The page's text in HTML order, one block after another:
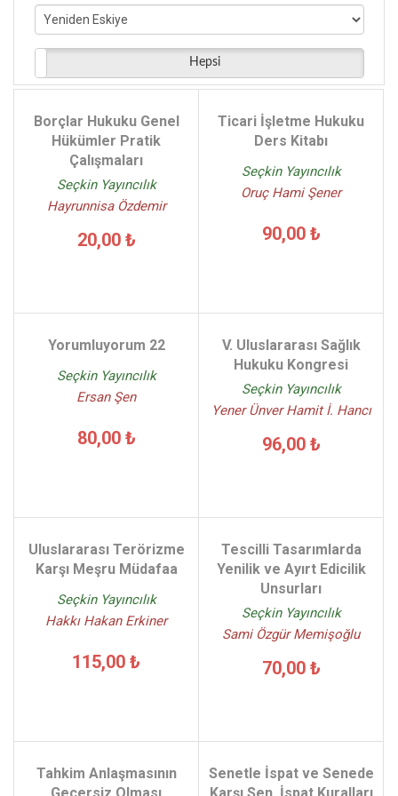
Çelik Ahmet Çelik - (5)
Ali Rıza İlgezdi - (5)
İsmail Ercan - (5)
Hepsi
Borçlar Hukuku Genel
Hükümler Pratik
Çalışmaları
Seçkin Yayıncılık
Hayrunnisa Özdemir
20,00 ₺
Ticari İşletme Hukuku
Ders Kitabı
Seçkin Yayıncılık
Oruç Hami Şener
90,00 ₺
Yorumluyorum 22
Seçkin Yayıncılık
Ersan Şen
80,00 ₺
V. Uluslararası Sağlık
Hukuku Kongresi
Seçkin Yayıncılık
Yener Ünver Hamit İ. Hancı
96,00 ₺
Uluslararası Terörizme
Karşı Meşru Müdafaa
Seçkin Yayıncılık
Hakkı Hakan Erkiner
115,00 ₺
Tescilli Tasarımlarda
Yenilik ve Ayırt Edicilik
Unsurları
Seçkin Yayıncılık
Sami Özgür Memişoğlu
70,00 ₺
Tahkim Anlaşmasının
Senetle İspat ve Senede